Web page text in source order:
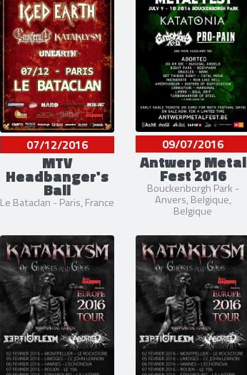
07/12/2016
MTV
Headbanger's
Ball
Le Bataclan - Paris, France
09/07/2016
Antwerp Metal
Fest 2016
Bouckenborgh Park -
Anvers, Belgique,
Belgique